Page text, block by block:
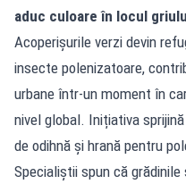
aduc culoare în locul
Acoperișurile verzi devin
insecte polenizatoare,
urbane într-un moment în
nivel global. Inițiativa
de odihnă și hrană pentru
Specialiștii spun că